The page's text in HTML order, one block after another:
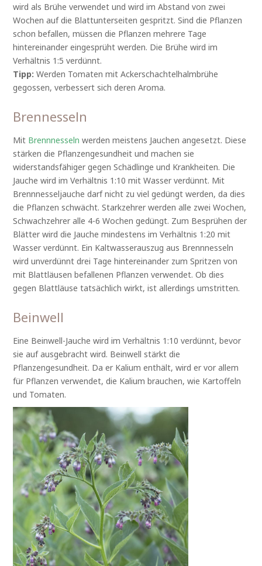
wird als Brühe verwendet und wird im Abstand von zwei
Wochen auf die Blattunterseiten gespritzt. Sind die Pflanzen
schon befallen, müssen die Pflanzen mehrere Tage
hintereinander eingesprüht werden. Die Brühe wird im
Verhältnis 1:5 verdünnt.
Tipp: Werden Tomaten mit Ackerschachtelhalmbrühe
gegossen, verbessert sich deren Aroma.
Brennesseln
Mit Brennnesseln werden meistens Jauchen angesetzt. Diese
stärken die Pflanzengesundheit und machen sie
widerstandsfähiger gegen Schädlinge und Krankheiten. Die
Jauche wird im Verhältnis 1:10 mit Wasser verdünnt. Mit
Brennnesseljauche darf nicht zu viel gedüngt werden, da dies
die Pflanzen schwächt. Starkzehrer werden alle zwei Wochen,
Schwachzehrer alle 4-6 Wochen gedüngt. Zum Besprühen der
Blätter wird die Jauche mindestens im Verhältnis 1:20 mit
Wasser verdünnt. Ein Kaltwasserauszug aus Brennnesseln
wird unverdünnt drei Tage hintereinander zum Spritzen von
mit Blattläusen befallenen Pflanzen verwendet. Ob dies
gegen Blattläuse tatsächlich wirkt, ist allerdings umstritten.
Beinwell
Eine Beinwell-Jauche wird im Verhältnis 1:10 verdünnt, bevor
sie auf ausgebracht wird. Beinwell stärkt die
Pflanzengesundheit. Da er Kalium enthält, wird er vor allem
für Pflanzen verwendet, die Kalium brauchen, wie Kartoffeln
und Tomaten.